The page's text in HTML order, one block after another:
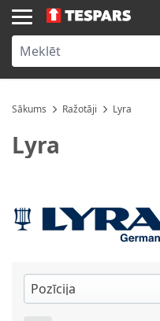
Skip to Content
Sākums Ražotāji Lyra
Lyra